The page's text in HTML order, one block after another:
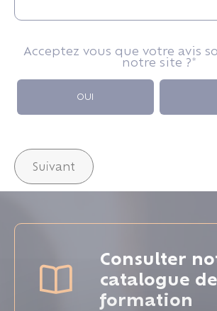
Acceptez vous que votre avis
notre site ?*
OUI
Suivant
Consulter
catalogue de
formation